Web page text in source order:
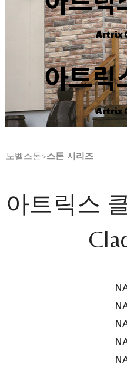
Artrix
아트릭
Artrix
노벨스톤>스톤 시리즈
아트릭스